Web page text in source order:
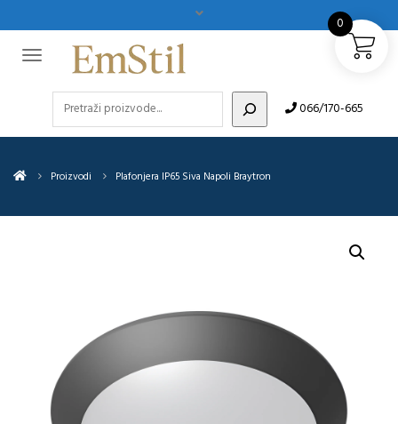
066/170-665
Proizvodi Plafonjera IP65 Siva Napoli Braytron
0